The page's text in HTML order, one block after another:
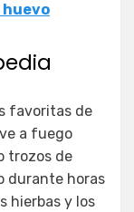
huevo
favoritas de
a fuego
trozos de
durante horas
hierbas y los